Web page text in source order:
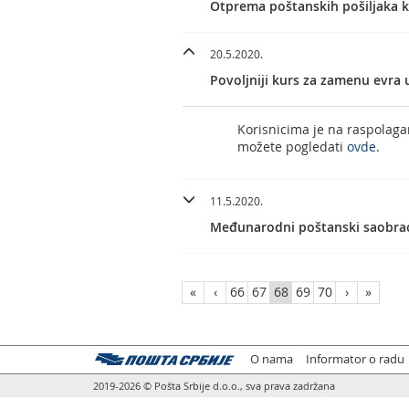
Otprema poštanskih pošiljaka
20.5.2020.
Povoljniji kurs za zamenu evra
Korisnicima je na
možete pogledatiovde.
11.5.2020.
Međunarodni poštanski
« ‹ 66 67 68 69 70 › »
O nama Informator o radu
2019-2026 © Pošta Srbije d.o.o., sva prava zadržana